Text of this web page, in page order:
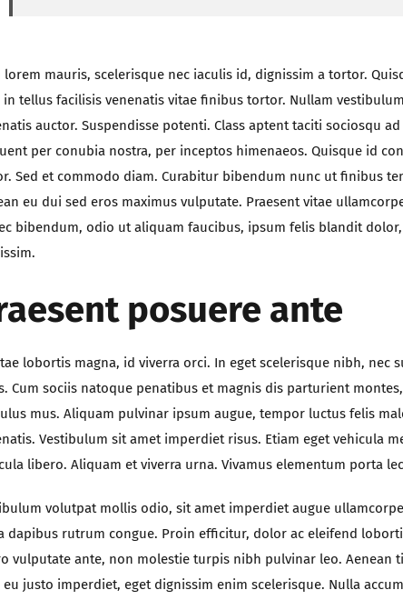
lorem mauris, scelerisque nec iaculis id, dignissim a tortor.
in tellus facilisis venenatis vitae finibus tortor. Nullam vestibulum
auctor. Suspendisse potenti. Class aptent taciti sociosqu
per conubia nostra, per inceptos himenaeos. Quisque id
Sed et commodo diam. Curabitur bibendum nunc ut finibus
eu dui sed eros maximus vulputate. Praesent vitae
bibendum, odio ut aliquam faucibus, ipsum felis blandit
posuere ante
lobortis magna, id viverra orci. In eget scelerisque nibh, nec
Cum sociis natoque penatibus et magnis dis parturient
mus. Aliquam pulvinar ipsum augue, tempor luctus felis
Vestibulum sit amet imperdiet risus. Etiam eget vehicula
libero. Aliquam et viverra urna. Vivamus elementum porta
volutpat mollis odio, sit amet imperdiet augue
dapibus rutrum congue. Proin efficitur, dolor ac eleifend
vulputate ante, non molestie turpis nibh pulvinar leo. Aenean
eu justo imperdiet, eget dignissim enim scelerisque. Nulla